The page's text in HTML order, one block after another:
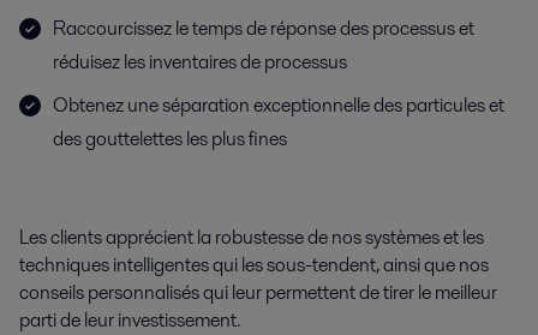
Raccourcissez le temps de réponse des processus et
réduisez les inventaires de processus
Obtenez une séparation exceptionnelle des particules et
des gouttelettes les plus fines
Les clients apprécient la robustesse de nos systèmes et les
techniques intelligentes qui les sous-tendent, ainsi que nos
conseils personnalisés qui leur permettent de tirer le meilleur
parti de leur investissement.